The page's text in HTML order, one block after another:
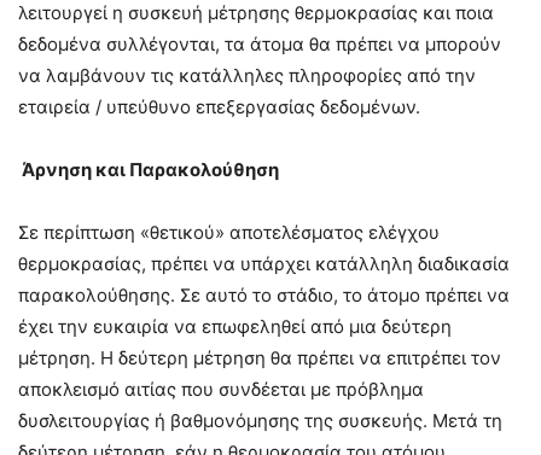
λειτουργεί η συσκευή μέτρησης θερμοκρασίας και ποια
δεδομένα συλλέγονται, τα άτομα θα πρέπει να μπορούν
να λαμβάνουν τις κατάλληλες πληροφορίες από την
εταιρεία / υπεύθυνο επεξεργασίας δεδομένων.
Άρνηση και Παρακολούθηση
Σε περίπτωση «θετικού» αποτελέσματος ελέγχου
θερμοκρασίας, πρέπει να υπάρχει κατάλληλη διαδικασία
παρακολούθησης. Σε αυτό το στάδιο, το άτομο πρέπει να
έχει την ευκαιρία να επωφεληθεί από μια δεύτερη
μέτρηση. Η δεύτερη μέτρηση θα πρέπει να επιτρέπει τον
αποκλεισμό αιτίας που συνδέεται με πρόβλημα
δυσλειτουργίας ή βαθμονόμησης της συσκευής. Μετά τη